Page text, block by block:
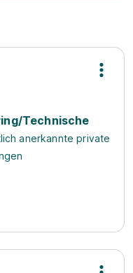
Technische
anerkannte private